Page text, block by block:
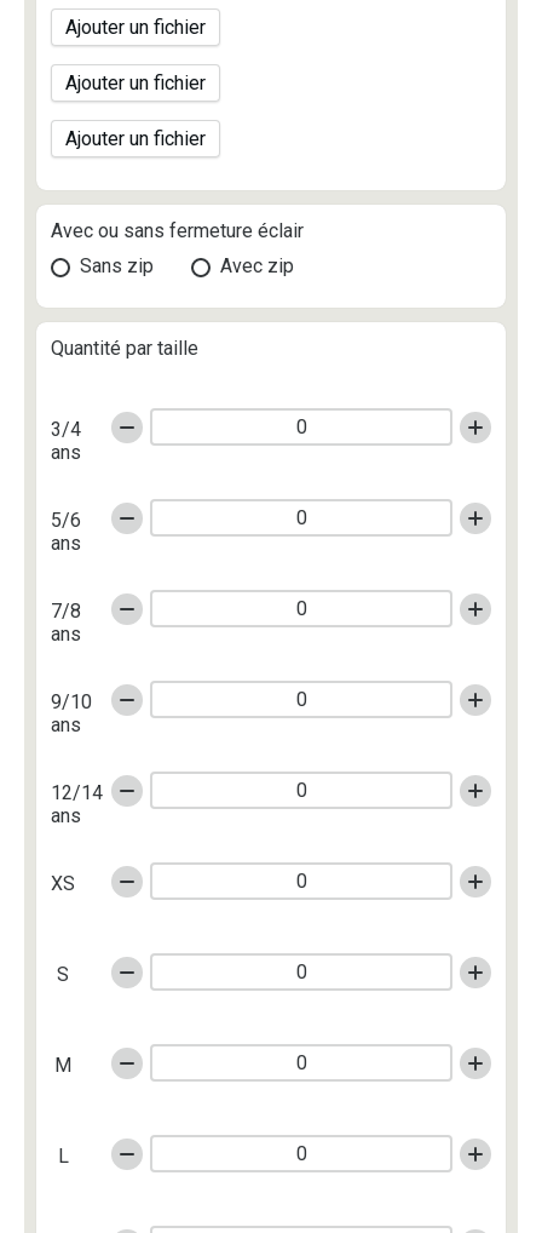
Ajouter un fichier
Ajouter un fichier
Ajouter un fichier
Avec ou sans fermeture éclair
Sans zip
Avec zip
Quantité par taille
3/4
ans
5/6
ans
7/8
ans
9/10
ans
12/14
ans
XS
S
M
L